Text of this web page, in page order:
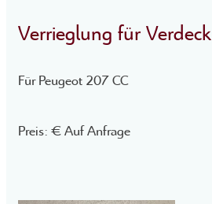
Verrieglung für Verdeck
Für Peugeot 207 CC
Preis: € Auf Anfrage